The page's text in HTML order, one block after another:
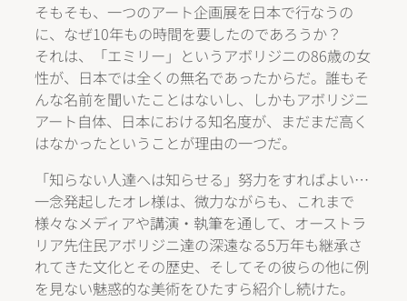
そもそも、一つのアート企画展を日本で行なうの
に、なぜ10年もの時間を要したのであろうか？
それは、「エミリー」というアボリジニの86歳の女
性が、日本では全くの無名であったからだ。誰もそ
んな名前を聞いたことはないし、しかもアボリジニ
アート自体、日本における知名度が、まだまだ高く
はなかったということが理由の一つだ。
「知らない人達へは知らせる」努力をすればよい…
一念発起したオレ様は、微力ながらも、これまで
様々なメディアや講演・執筆を通して、オーストラ
リア先住民アボリジニ達の深遠なる5万年も継承さ
れてきた文化とその歴史、そしてその彼らの他に例
を見ない魅惑的な美術をひたすら紹介し続けた。